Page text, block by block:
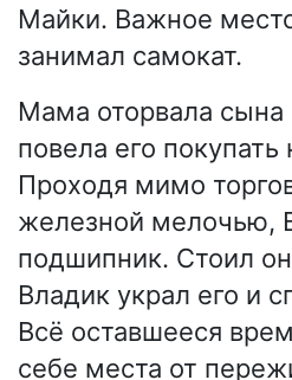
Майки. Важное
занимал самокат.
Мама оторвала сына
повела его
Проходя мимо
железной мелочью,
подшипник. Стоил
Владик украл его и
Всё оставшееся
себе места от